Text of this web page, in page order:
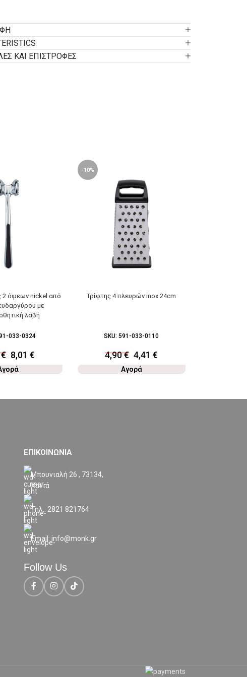
ΚΑΙ ΕΠΙΣΤΡΟΦΕΣ
2 όψεων nickel από
με
λαβή
033-0324
€ 8,01 €
-10%
Τρίφτης 4 πλευρών inox 24cm
SKU:591-033-0110
4,90€ 4,41€
Αγορά
ΕΠΙΚΟΙΝΩΝΙΑ
Μπουνιαλή 26 , 73134,
Χανιά
Τηλ.: 2821 821764
Email: info@monk.gr
Follow Us